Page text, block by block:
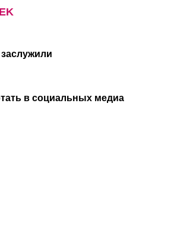
в социальных медиа